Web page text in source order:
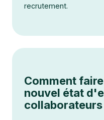
recrutement.
Comment
nouvel état
collaborateurs